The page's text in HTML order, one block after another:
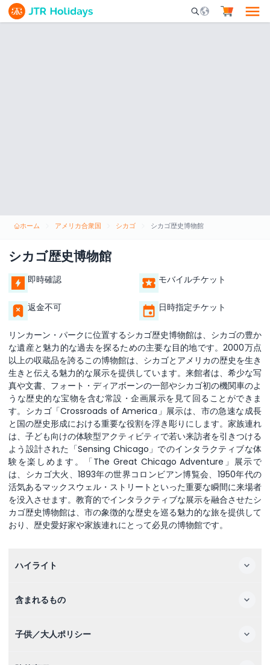
Mobile Search
ホーム アメリカ合衆国 シカゴ シカゴ歴史博物館
シカゴ歴史博物館
即時確認 モバイルチケット
返金不可 日時指定チケット
リンカーン・パークに位置するシカゴ歴史博物館は、シカゴの豊か
な遺産と魅力的な過去を探るための主要な目的地です。2000万点
以上の収蔵品を誇るこの博物館は、シカゴとアメリカの歴史を生き
生きと伝える魅力的な展示を提供しています。来館者は、希少な写
真や文書、フォート・ディアボーンの一部やシカゴ初の機関車のよ
うな歴史的な宝物を含む常設・企画展示を見て回ることができま
す。シカゴ「Crossroads of America」展示は、市の急速な成長
と国の歴史形成における重要な役割を浮き彫りにします。家族連れ
は、子ども向けの体験型アクティビティで若い来訪者を引きつける
よう設計された「Sensing Chicago」でのインタラクティブな体
験を楽しめます。「The Great Chicago Adventure」展示で
は、シカゴ大火、1893年の世界コロンビアン博覧会、1950年代の
活気あるマックスウェル・ストリートといった重要な瞬間に来場者
を没入させます。教育的でインタラクティブな展示を融合させたシ
カゴ歴史博物館は、市の象徴的な歴史を巡る魅力的な旅を提供して
おり、歴史愛好家や家族連れにとって必見の博物館です。
ハイライト
含まれるもの
子供／大人ポリシー